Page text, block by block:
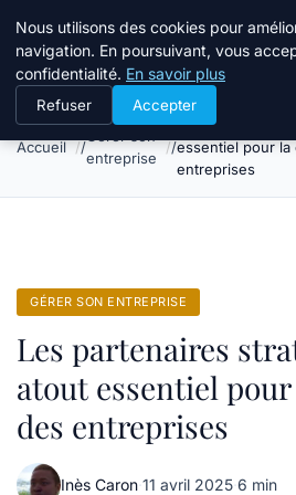
Bible Telemarketing
Accueil
entreprise
Les partenaires
essentiel pour la
entreprises
GÉRER SON ENTREPRISE
Les partenaires
atout essentiel
des entreprises
Inès Caron·11 avril 2025·6 min
Nous utilisons des cookies pour
navigation. En poursuivant, vous
confidentialité. En savoir plus
Refuser Accepter